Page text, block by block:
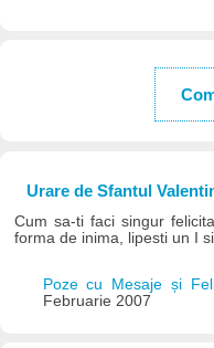
Urare de Sfantul
Cum sa-ti faci singur
forma de inima, lipesti un I
Poze cu Mesaje și
Februarie 2007